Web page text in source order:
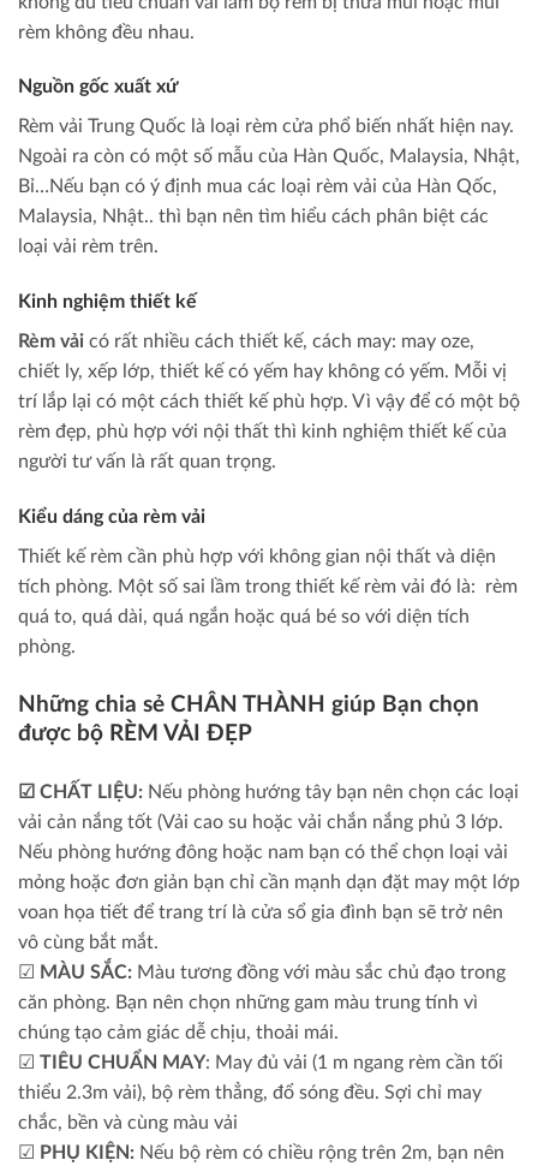
rèm không đều nhau.
Nguồn gốc xuất xứ
Rèm vải Trung Quốc là loại rèm cửa phổ biến nhất hiện nay.
Ngoài ra còn có một số mẫu của Hàn Quốc, Malaysia, Nhật,
Bỉ…Nếu bạn có ý định mua các loại rèm vải của Hàn Qốc,
Malaysia, Nhật.. thì bạn nên tìm hiểu cách phân biệt các
loại vải rèm trên.
Kinh nghiệm thiết kế
Rèm vải có rất nhiều cách thiết kế, cách may: may oze,
chiết ly, xếp lớp, thiết kế có yếm hay không có yếm. Mỗi vị
trí lắp lại có một cách thiết kế phù hợp. Vì vậy để có một bộ
rèm đẹp, phù hợp với nội thất thì kinh nghiệm thiết kế của
người tư vấn là rất quan trọng.
Kiểu dáng của rèm vải
Thiết kế rèm cần phù hợp với không gian nội thất và diện
tích phòng. Một số sai lầm trong thiết kế rèm vải đó là: rèm
quá to, quá dài, quá ngắn hoặc quá bé so với diện tích
phòng.
Những chia sẻ CHÂN THÀNH giúp Bạn chọn
được bộ RÈM VẢI ĐẸP
☑ CHẤT LIỆU: Nếu phòng hướng tây bạn nên chọn các loại
vải cản nắng tốt (Vải cao su hoặc vải chắn nắng phủ 3 lớp.
Nếu phòng hướng đông hoặc nam bạn có thể chọn loại vải
mỏng hoặc đơn giản bạn chỉ cần mạnh dạn đặt may một lớp
voan họa tiết để trang trí là cửa sổ gia đình bạn sẽ trở nên
vô cùng bắt mắt.
☑ MÀU SẮC: Màu tương đồng với màu sắc chủ đạo trong
căn phòng. Bạn nên chọn những gam màu trung tính vì
chúng tạo cảm giác dễ chịu, thoải mái.
☑ TIÊU CHUẨN MAY: May đủ vải (1 m ngang rèm cần tối
thiểu 2.3m vải), bộ rèm thẳng, đổ sóng đều. Sợi chỉ may
chắc, bền và cùng màu vải
☑ PHỤ KIỆN: Nếu bộ rèm có chiều rộng trên 2m, bạn nên